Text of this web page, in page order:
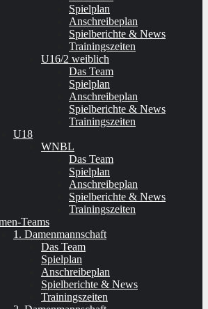
Spielplan
Anschreibeplan
Spielberichte & News
Trainingszeiten
U16/2 weiblich
Das Team
Spielplan
Anschreibeplan
Spielberichte & News
Trainingszeiten
U18
WNBL
Das Team
Spielplan
Anschreibeplan
Spielberichte & News
Trainingszeiten
Teams
1. Damenmannschaft
Das Team
Spielplan
Anschreibeplan
Spielberichte & News
Trainingszeiten